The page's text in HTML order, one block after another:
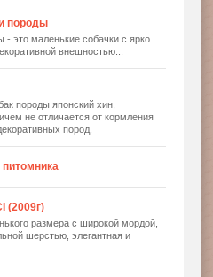
породы
- это маленькие собачки с ярко
внешностью...
породы японский хин,
не отличается от кормления
пород.
(2009г)
размера с широкой мордой,
шерстью, элегантная и